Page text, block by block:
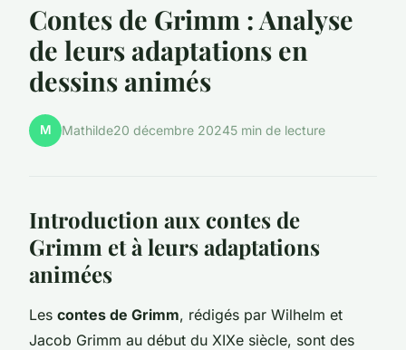
Contes de Grimm : Analyse
de leurs adaptations en
dessins animés
M Mathilde20 décembre 20245 min de lecture
Introduction aux contes de
Grimm et à leurs adaptations
animées
Les contes de Grimm, rédigés par Wilhelm et
Jacob Grimm au début du XIXe siècle, sont des